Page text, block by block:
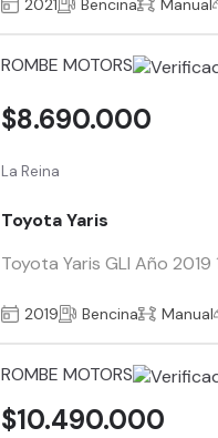
ROMBE MOTORS
La Reina
Toyota Yaris
Toyota Yaris GLI Año
$8.690.000
2019 Bencina Manual
ROMBE MOTORS
$10.490.000